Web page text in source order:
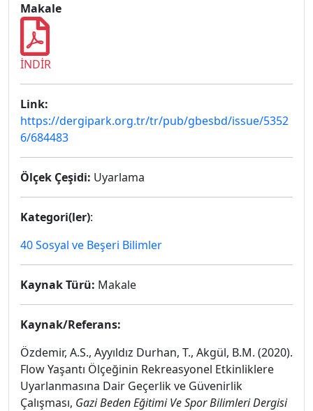
Makale
İNDİR
Link:
https://dergipark.org.tr/tr/pub/gbesbd/issue/5352
6/684483
Ölçek Çeşidi: Uyarlama
Kategori(ler):
40 Sosyal ve Beşeri Bilimler
Kaynak Türü: Makale
Kaynak/Referans:
Özdemir, A.S., Ayyıldız Durhan, T., Akgül, B.M. (2020).
Flow Yaşantı Ölçeğinin Rekreasyonel Etkinliklere
Uyarlanmasına Dair Geçerlik ve Güvenirlik
Çalışması, Gazi Beden Eğitimi Ve Spor Bilimleri Dergisi